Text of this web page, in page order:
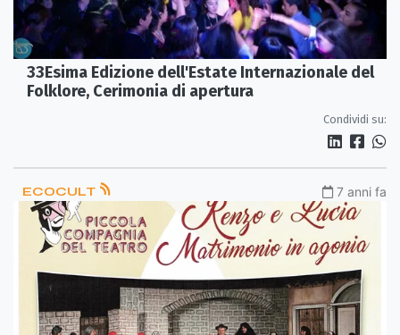
33Esima Edizione dell'Estate Internazionale del
Folklore, Cerimonia di apertura
Condividi su:
ECOCULT 7 anni fa